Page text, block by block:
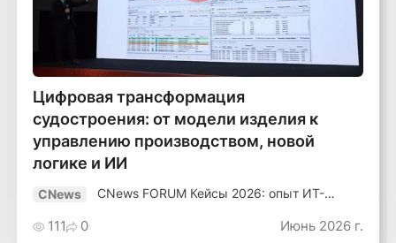
Смотреть видео
Цифровая трансформация
судостроения: от модели изделия к
управлению производством, новой
логике и ИИ
CNews
CNews FORUM Кейсы 2026: опыт ИТ-
111 0 Июнь 2026 г.